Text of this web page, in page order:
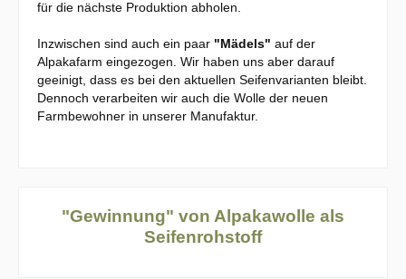
für die nächste Produktion abholen.
Inzwischen sind auch ein paar "Mädels" auf der
Alpakafarm eingezogen. Wir haben uns aber darauf
geeinigt, dass es bei den aktuellen Seifenvarianten bleibt.
Dennoch verarbeiten wir auch die Wolle der neuen
Farmbewohner in unserer Manufaktur.
"Gewinnung" von Alpakawolle als
Seifenrohstoff